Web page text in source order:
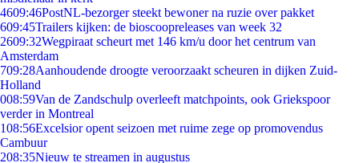
4609:46PostNL-bezorger steekt bewoner na ruzie over pakket
609:45Trailers kijken: de bioscoopreleases van week 32
2609:32Wegpiraat scheurt met 146 km/u door het centrum van
Amsterdam
709:28Aanhoudende droogte veroorzaakt scheuren in dijken Zuid-
Holland
008:59Van de Zandschulp overleeft matchpoints, ook Griekspoor
verder in Montreal
108:56Excelsior opent seizoen met ruime zege op promovendus
Cambuur
208:35Nieuw te streamen in augustus